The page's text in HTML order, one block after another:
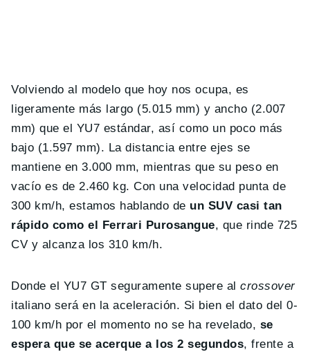
Volviendo al modelo que hoy nos ocupa, es
ligeramente más largo (5.015 mm) y ancho (2.007
mm) que el YU7 estándar, así como un poco más
bajo (1.597 mm). La distancia entre ejes se
mantiene en 3.000 mm, mientras que su peso en
vacío es de 2.460 kg. Con una velocidad punta de
300 km/h, estamos hablando de un SUV casi tan
rápido como el Ferrari Purosangue, que rinde 725
CV y alcanza los 310 km/h.
Donde el YU7 GT seguramente supere alcrossover
italiano será en la aceleración. Si bien el dato del 0-
100 km/h por el momento no se ha revelado, se
espera que se acerque a los 2 segundos, frente a